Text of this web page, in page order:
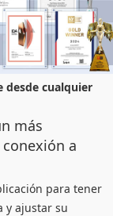
desde cualquier
más
a
para tener
y ajustar su